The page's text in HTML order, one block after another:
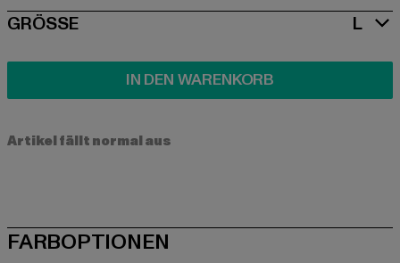
SIZE
GRÖSSE L
IN DEN WARENKORB
Artikel fällt normal aus
FARBOPTIONEN